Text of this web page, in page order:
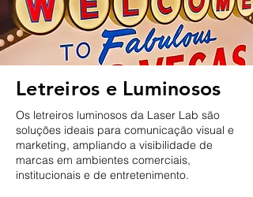
Letreiros e Luminosos
Os letreiros luminosos da Laser Lab são
soluções ideais para comunicação visual e
marketing, ampliando a visibilidade de
marcas em ambientes comerciais,
institucionais e de entretenimento.